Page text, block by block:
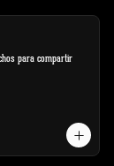
para compartir